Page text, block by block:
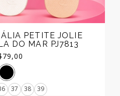
PETITE JOLIE
DO MAR PJ7813
79,00
37 38 39